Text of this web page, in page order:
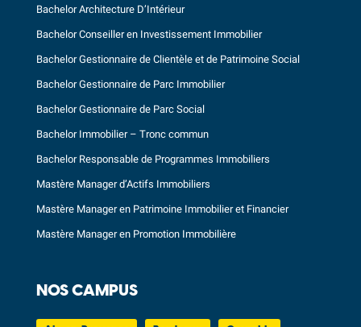
Bachelor Architecture D’Intérieur
Bachelor Conseiller en Investissement Immobilier
Bachelor Gestionnaire de Clientèle et de Patrimoine Social
Bachelor Gestionnaire de Parc Immobilier
Bachelor Gestionnaire de Parc Social
Bachelor Immobilier – Tronc commun
Bachelor Responsable de Programmes Immobiliers
Mastère Manager d’Actifs Immobiliers
Mastère Manager en Patrimoine Immobilier et Financier
Mastère Manager en Promotion Immobilière
NOS CAMPUS